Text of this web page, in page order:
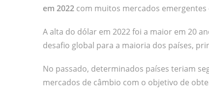
em 2022com muitos mercados
A alta do dólar em 2022 foi a maior em 20
desafio global para a maioria dos países,
No passado, determinados países teriam
mercados de câmbio com o objetivo de